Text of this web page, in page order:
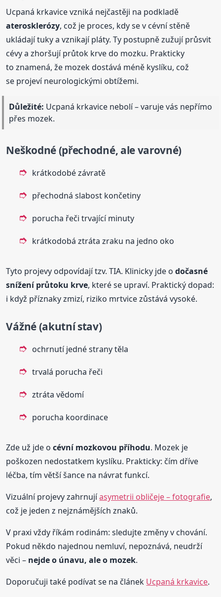
Ucpaná krkavice vzniká nejčastěji na podkladě
aterosklerózy, což je proces, kdy se v cévní stěně
ukládají tuky a vznikají pláty. Ty postupně zužují průsvit
cévy a zhoršují průtok krve do mozku. Prakticky
to znamená, že mozek dostává méně kyslíku, což
se projeví neurologickými obtížemi.
Důležité: Ucpaná krkavice nebolí – varuje vás nepřímo
přes mozek.
Neškodné (přechodné, ale varovné)
krátkodobé závratě
přechodná slabost končetiny
porucha řeči trvající minuty
krátkodobá ztráta zraku na jedno oko
Tyto projevy odpovídají tzv. TIA. Klinicky jde odočasné
snížení průtoku krve, které se upraví. Praktický dopad:
i když příznaky zmizí, riziko mrtvice zůstává vysoké.
Vážné (akutní stav)
ochrnutí jedné strany těla
trvalá porucha řeči
ztráta vědomí
porucha koordinace
Zde už jde océvní mozkovou příhodu. Mozek je
poškozen nedostatkem kyslíku. Prakticky: čím dříve
léčba, tím větší šance na návrat funkcí.
Vizuální projevy zahrnujíasymetrii obličeje – fotografie,
což je jeden z nejznámějších znaků.
V praxi vždy říkám rodinám: sledujte změny v chování.
Pokud někdo najednou nemluví, nepoznává, neudrží
věci – nejde o únavu, ale o mozek.
Doporučuji také podívat se na článek Ucpaná krkavice.